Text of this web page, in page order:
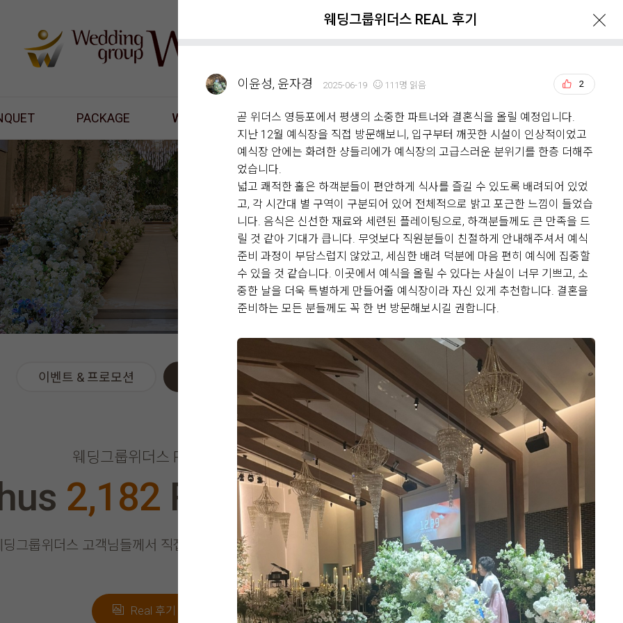
PACKAGE WHAT'S NEW RESERVATION GUIDE LOCATION
What's New
이벤트 & 프로모션 위더스 Real 후기
웨딩그룹위더스 REAL 후기
2,182 Real Review
그룹위더스 고객님들께서 직접 작성해주신 소중한 후기
Real 후기 쓰기
웨딩그룹위더스 REAL 후기
이윤성, 윤자경 2025-06-19 111명 읽음 2
곧 위더스 영등포에서 평생의 소중한 파트너와 결혼식을 올릴 예정입니다.
지난 12월 예식장을 직접 방문해보니, 입구부터 깨끗한 시설이 인상적이었고
예식장 안에는 화려한 샹들리에가 예식장의 고급스러운 분위기를 한층 더해주
었습니다.
넓고 쾌적한 홀은 하객분들이 편안하게 식사를 즐길 수 있도록 배려되어 있었
고, 각 시간대 별 구역이 구분되어 있어 전체적으로 밝고 포근한 느낌이 들었습
니다. 음식은 신선한 재료와 세련된 플레이팅으로, 하객분들께도 큰 만족을 드
릴 것 같아 기대가 큽니다. 무엇보다 직원분들이 친절하게 안내해주셔서 예식
준비 과정이 부담스럽지 않았고, 세심한 배려 덕분에 마음 편히 예식에 집중할
수 있을 것 같습니다. 이곳에서 예식을 올릴 수 있다는 사실이 너무 기쁘고, 소
중한 날을 더욱 특별하게 만들어줄 예식장이라 자신 있게 추천합니다. 결혼을
준비하는 모든 분들께도 꼭 한 번 방문해보시길 권합니다.